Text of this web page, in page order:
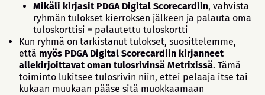
Mikäli kirjasit PDGA Digital Scorecardiin, vahvista
ryhmän tulokset kierroksen jälkeen ja palauta oma
tuloskorttisi = palautettu tuloskortti
Kun ryhmä on tarkistanut tulokset, suosittelemme,
että myös PDGA Digital Scorecardiin kirjanneet
allekirjoittavat oman tulosrivinsä Metrixissä. Tämä
toiminto lukitsee tulosrivin niin, ettei pelaaja itse tai
kukaan muukaan pääse sitä muokkaamaan